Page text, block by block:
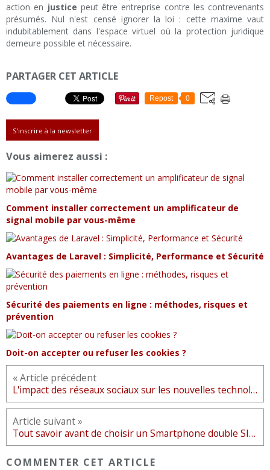
action en justice peut être entreprise contre les contrevenants
présumés. Nul n'est censé ignorer la loi : cette maxime vaut
indubitablement dans l'espace virtuel où la protection juridique
demeure possible et nécessaire.
PARTAGER CET ARTICLE
Repost 0
S'inscrire à la newsletter
Vous aimerez aussi :
Comment installer correctement un amplificateur de
signal mobile par vous-même
Avantages de Laravel : Simplicité, Performance et Sécurité
Sécurité des paiements en ligne : méthodes, risques et
prévention
Doit-on accepter ou refuser les cookies ?
« Article précédent
L'impact des réseaux sociaux sur les nouvelles technologies
Article suivant »
Tout savoir avant de choisir un Smartphone double SIM
COMMENTER CET ARTICLE